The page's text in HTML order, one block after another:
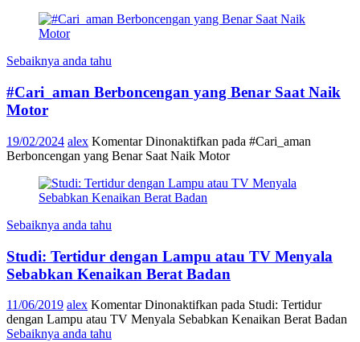
Sebaiknya anda tahu
#Cari_aman Berboncengan yang Benar Saat Naik
Motor
19/02/2024 alex Komentar Dinonaktifkan pada #Cari_aman
Berboncengan yang Benar Saat Naik Motor
Sebaiknya anda tahu
Studi: Tertidur dengan Lampu atau TV Menyala
Sebabkan Kenaikan Berat Badan
11/06/2019 alex Komentar Dinonaktifkan pada Studi: Tertidur
dengan Lampu atau TV Menyala Sebabkan Kenaikan Berat Badan
Sebaiknya anda tahu